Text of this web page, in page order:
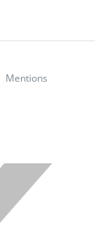
Mentions